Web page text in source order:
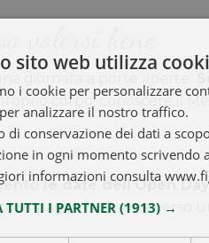
volersi bene
giornata a porte aperte.
corpo, conoscere il
le date dell’Open Day
le Donne verso
sito web utilizza
i cookie per personalizzare
analizzare il nostro traffico.
di conservazione dei dati a
in ogni momento scrivendo
informazioni consulta
TUTTI I PARTNER (1913) →